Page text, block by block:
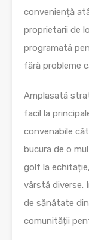
conveniență
proprietarii de
programată
fără probleme
Amplasată
facil la
convenabile
bucura de o
golf la
vârstă diverse.
de sănătate
comunității